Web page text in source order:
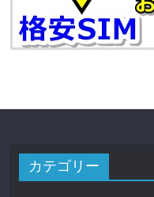
カテゴリー